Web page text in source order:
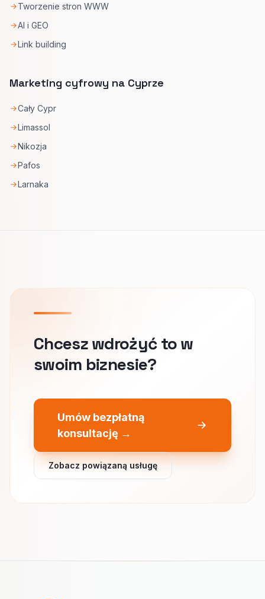
Tworzenie stron WWW
AI i GEO
Link building
Marketing cyfrowy na Cyprze
Cały Cypr
Limassol
Nikozja
Pafos
Larnaka
Chcesz wdrożyć to w
swoim biznesie?
Umów bezpłatną
konsultację →
Zobacz powiązaną usługę